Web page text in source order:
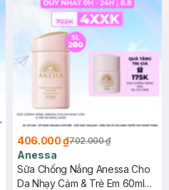
406.000 ₫702.000 ₫
Anessa
Sữa Chống Nắng Anessa Cho
Da Nhạy Cảm & Trẻ Em 60ml